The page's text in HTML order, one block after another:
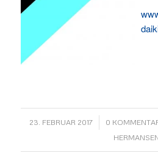
23. FEBRUAR 2017
/ 0 /